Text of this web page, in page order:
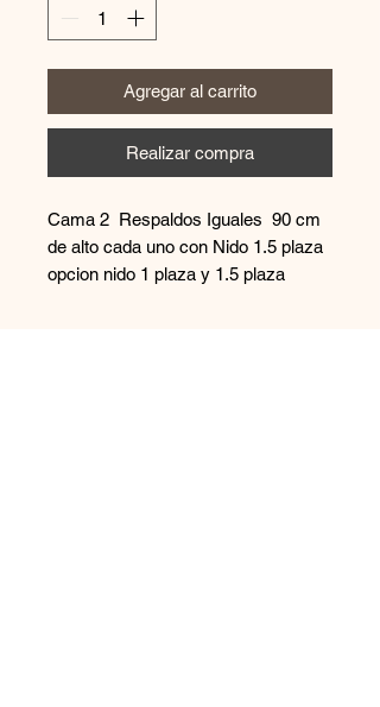
Agregar al carrito
Realizar compra
Cama 2 Respaldos Iguales 90 cm
de alto cada uno con Nido 1.5 plaza
opcion nido 1 plaza y 1.5 plaza